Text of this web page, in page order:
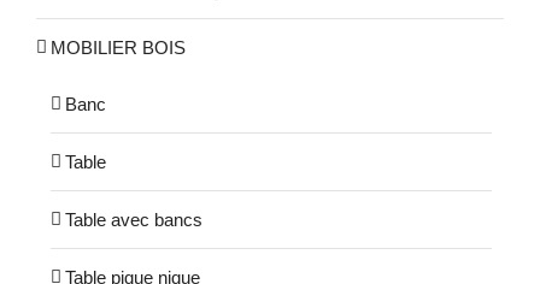
MOBILIER BOIS
Banc
Table
Table avec bancs
Table pique nique